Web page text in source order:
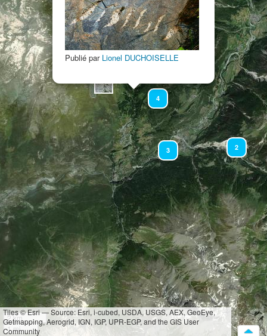
3 2
4
Publié par Lionel DUCHOISELLE
2 km
1 mi
Tiles © Esri — Source: Esri, i-cubed, USDA, USGS, AEX, GeoEye,
Getmapping, Aerogrid, IGN, IGP, UPR-EGP, and the GIS User
Community